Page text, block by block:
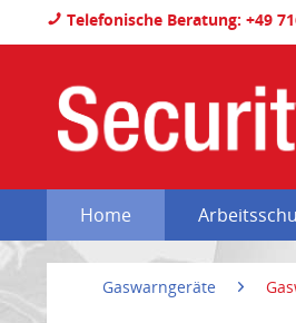
Telefonische Beratung: +49
Home
Gaswarngeräte